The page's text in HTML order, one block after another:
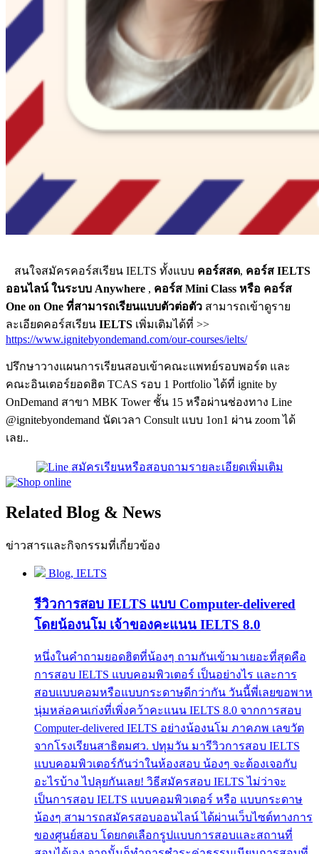
สนใจสมัครคอร์สเรียน IELTS ทั้งแบบ คอร์สสด, คอร์ส IELTS
ออนไลน์ ในระบบ Anywhere , คอร์ส Mini Class หรือ คอร์ส
One on One ที่สามารถเรียนแบบตัวต่อตัว สามารถเข้าดูราย
ละเอียดคอร์สเรียน IELTS เพิ่มเติมได้ที่ >>
https://www.ignitebyondemand.com/our-courses/ielts/
ปรึกษาวางแผนการเรียนสอบเข้าคณะแพทย์รอบพอร์ต และ
คณะอินเตอร์ยอดฮิต TCAS รอบ 1 Portfolio ได้ที่ ignite by
OnDemand สาขา MBK Tower ชั้น 15 หรือผ่านช่องทาง Line
@ignitebyondemand นัดเวลา Consult แบบ 1on1 ผ่าน zoom ได้
เลย..
สมัครเรียนหรือสอบถามรายละเอียดเพิ่มเติม
Related Blog & News
ข่าวสารและกิจกรรมที่เกี่ยวข้อง
Blog, IELTS
รีวิวการสอบ IELTS แบบ Computer-delivered
โดยน้องนโม เจ้าของคะแนน IELTS 8.0
หนึ่งในคำถามยอดฮิตที่น้องๆ ถามกันเข้ามาเยอะที่สุดคือ
การสอบ IELTS แบบคอมพิวเตอร์ เป็นอย่างไร และการ
สอบแบบคอมหรือแบบกระดาษดีกว่ากัน วันนี้พี่เลยขอพาห
นุ่มหล่อคนเก่งที่เพิ่งคว้าคะแนน IELTS 8.0 จากการสอบ
Computer-delivered IELTS อย่างน้องนโม ภาคภพ เลขวัต
จากโรงเรียนสาธิตมศว. ปทุมวัน มารีวิวการสอบ IELTS
แบบคอมพิวเตอร์กันว่าในห้องสอบ น้องๆ จะต้องเจอกับ
อะไรบ้าง ไปลุยกันเลย! วิธีสมัครสอบ IELTS ไม่ว่าจะ
เป็นการสอบ IELTS แบบคอมพิวเตอร์ หรือ แบบกระดาษ
น้องๆ สามารถสมัครสอบออนไลน์ ได้ผ่านเว็บไซต์ทางการ
ของศูนย์สอบ โดยกดเลือกรูปแบบการสอบและสถานที่